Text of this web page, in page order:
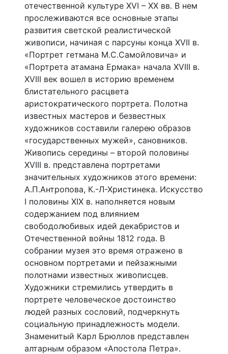
отечественной культуре XVI – XX вв. В нем
прослеживаются все основные этапы
развития светской реалистической
живописи, начиная с парсуны конца XVII в.
«Портрет гетмана М.С.Самойловича» и
«Портрета атамана Ермака» начала XVIII в.
XVIII век вошел в историю временем
блистательного расцвета
аристократического портрета. Полотна
известных мастеров и безвестных
художников составили галерею образов
«государственных мужей», сановников.
Живопись середины – второй половины
XVIII в. представлена портретами
значительных художников этого времени:
А.П.Антропова, К.-Л-Христинека. Искусство
I половины XIX в. наполняется новым
содержанием под влиянием
свободолюбивых идей декабристов и
Отечественной войны 1812 года. В
собрании музея это время отражено в
основном портретами и пейзажными
полотнами известных живописцев.
Художники стремились утвердить в
портрете человеческое достоинство
людей разных сословий, подчеркнуть
социальную принадлежность модели.
Знаменитый Карл Брюллов представлен
алтарным образом «Апостола Петра».